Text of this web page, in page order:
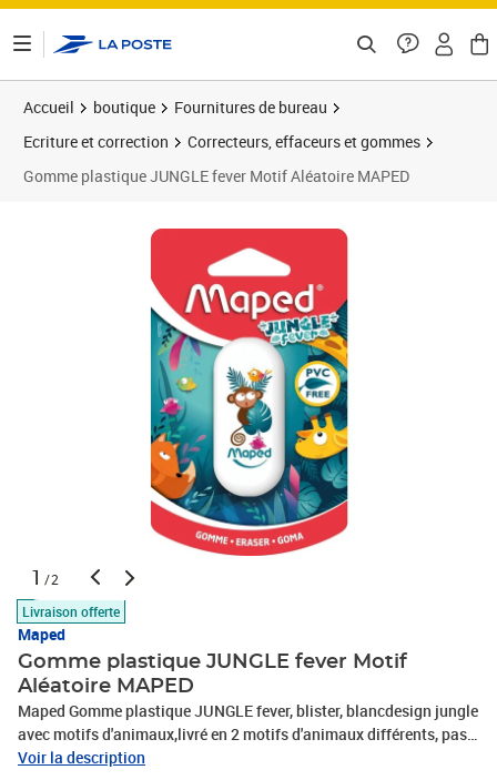
Accueil boutique
Fournitures de bureau
Ecriture et correction
Correcteurs, effaceurs et gommes
Gomme plastique JUNGLE fever Motif Aléatoire MAPED
1 /2
Livraison offerte
Maped
Gomme plastique JUNGLE fever Motif
Aléatoire MAPED
Maped Gomme plastique JUNGLE fever, blister, blancdesign jungle
avec motifs d'animaux,livré en 2 motifs d'animaux différents, pas
de choixde motif possible, dimensions: (L)27 x (P)57 x (H)11
Voir la description